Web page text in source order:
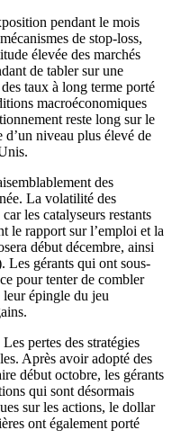
pendant le mois
de stop-loss,
élevée des marchés
de tabler sur une
taux à long terme porté
macroéconomiques
reste long sur le
niveau plus élevé de
des
La volatilité des
les catalyseurs restants
le rapport sur l’emploi et la
début décembre, ainsi
Les gérants qui ont sous-
pour tenter de combler
épingle du jeu
Les pertes des stratégies
Après avoir adopté des
début octobre, les gérants
qui sont désormais
sur les actions, le dollar
ont également porté